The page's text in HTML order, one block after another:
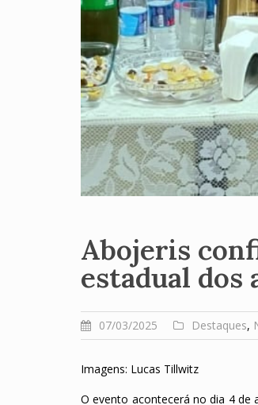
Abojeris
estadual dos
07/03/2025 Destaques,
Imagens: Lucas Tillwitz
O evento acontecerá no dia 4 de